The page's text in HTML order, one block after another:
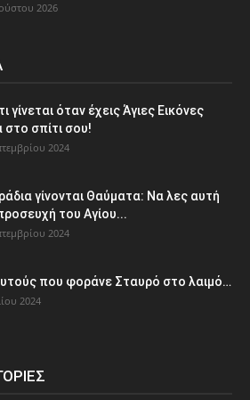
2026
γίνεται όταν έχεις Άγιες Εικόνες
στο σπίτι σου!
2024
γίνονται Θαύματα: Να λες αυτή
του Αγίου...
2024
που φοράνε Σταυρό στο λαιμό…
2024